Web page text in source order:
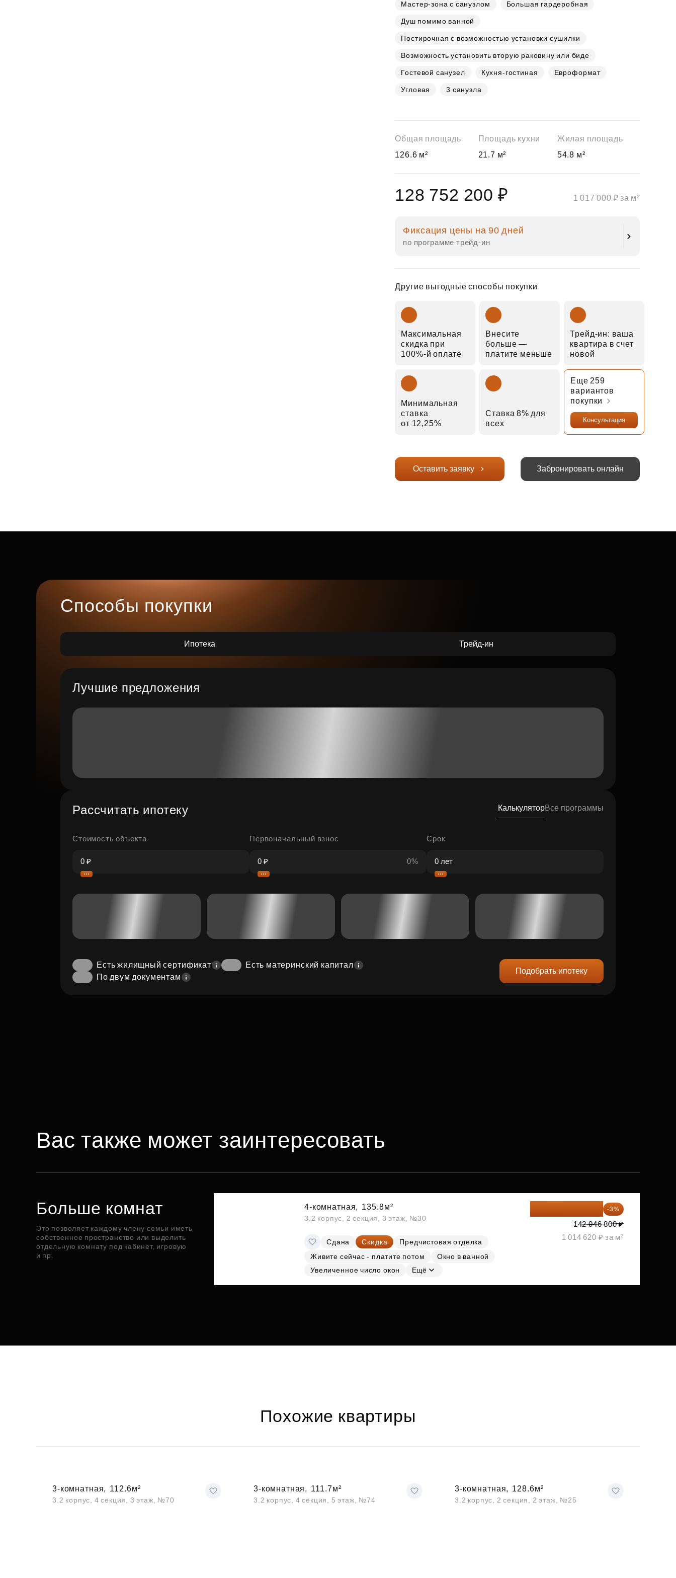
128 752 200 ₽
Фиксация цены на 90 дней
по программе трейд‑ин
Другие выгодные способы покупки
Максимальная
скидка при
100%-й оплате
Внесите
больше —
платите меньше
Трейд‑ин: ваша
квартира в счет
новой
Минимальная
ставка
от 12,25%
Ставка 8% для
всех
Еще 259
вариантов
покупки
Консультация
1 017 000 ₽ за м²
Оставить заявку Забронировать онлайн
Мастер-зона с санузлом Большая гардеробная
Душ помимо ванной
Постирочная с возможностью установки сушилки
Возможность установить вторую раковину или биде
Гостевой санузел Кухня-гостиная Евроформат
Угловая 3 санузла
Общая площадь
126.6 м²
Площадь кухни
21.7 м²
Жилая площадь
54.8 м²
Способы покупки
Ипотека Трейд-ин
Лучшие предложения
КалькуляторВсе программы
Рассчитать ипотеку
Стоимость объекта Первоначальный взнос
0%
Срок
Есть жилищный сертификат
Есть материнский капитал
По двум документам
Подобрать ипотеку
Вас также может заинтересовать
Больше комнат
Это позволяет каждому члену семьи иметь
собственное пространство или выделить
отдельную комнату под кабинет, игровую
и пр.
4-комнатная, 135.8м²
3.2 корпус, 2 секция, 3 этаж, №30
Сдана Скидка
Предчистовая отделка
Живите сейчас - платите потом
Окно в ванной
Увеличенное число окон
Ещё
137 785 396 ₽ -3%
142 046 800 ₽
1 014 620 ₽ за м²
Похожие квартиры
3-комнатная, 112.6м²
3.2 корпус, 4 секция, 3 этаж, №70
3-комнатная, 111.7м²
3.2 корпус, 4 секция, 5 этаж, №74
3-комнатная, 128.6м²
3.2 корпус, 2 секция, 2 этаж, №25